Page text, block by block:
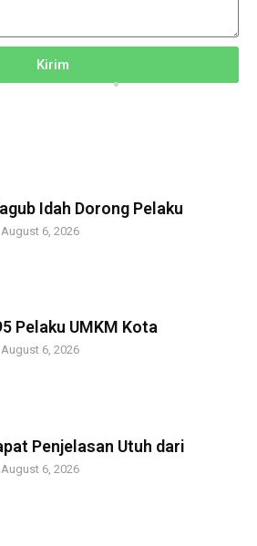
Kirim
Idah Dorong Pelaku
August 6, 2026
Pelaku UMKM Kota
August 6, 2026
Penjelasan Utuh dari
August 6, 2026